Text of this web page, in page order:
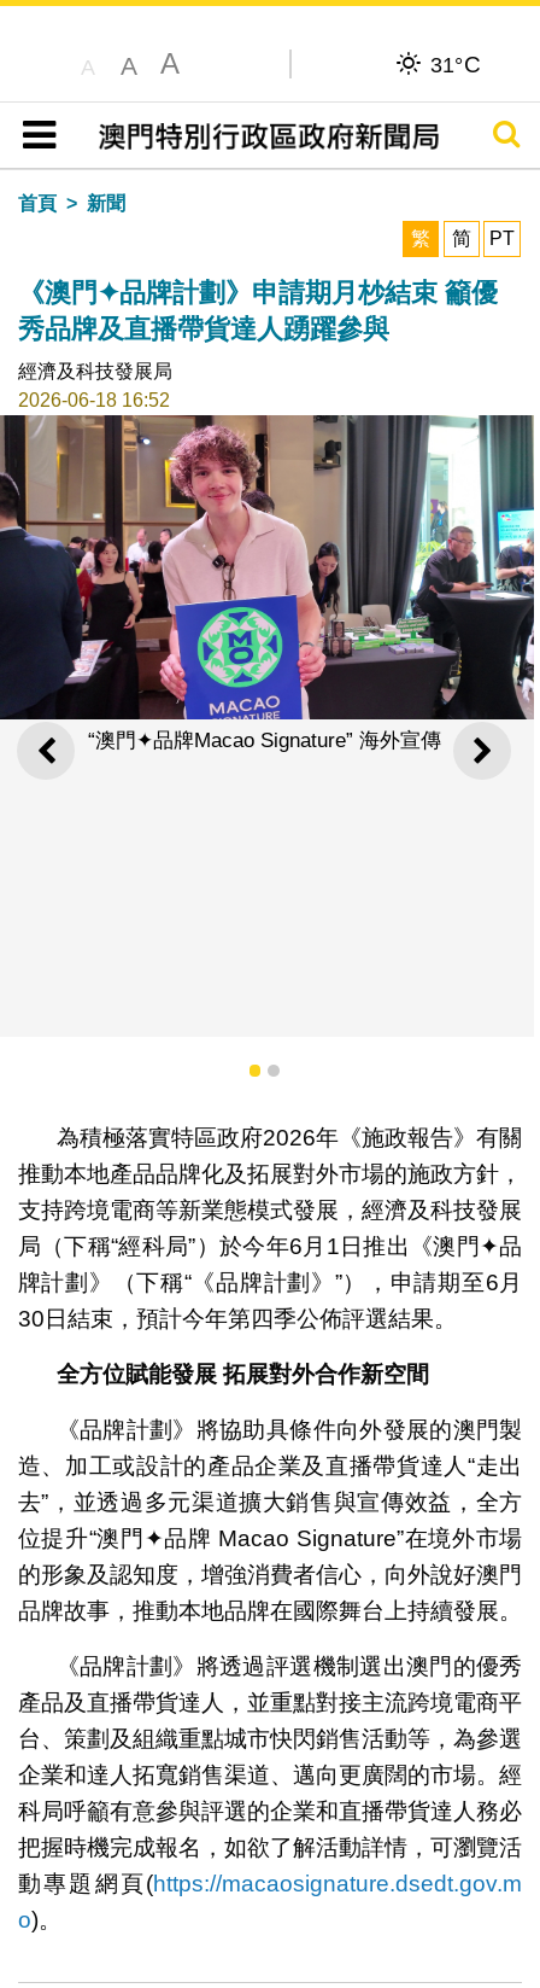
A A A 31°C
目錄
搜尋
首頁
新聞
繁
简 PT
《澳門✦品牌計劃》申請期月杪結束 籲優
秀品牌及直播帶貨達人踴躍參與
經濟及科技發展局
2026-06-18 16:52
上一則 下一
“澳門✦品牌Macao Signature” 海外宣傳
1 2
為積極落實特區政府2026年《施政報告》有關
推動本地產品品牌化及拓展對外市場的施政方針，
支持跨境電商等新業態模式發展，經濟及科技發展
局（下稱“經科局”）於今年6月1日推出《澳門✦品
牌計劃》（下稱“《品牌計劃》”），申請期至6月
30日結束，預計今年第四季公佈評選結果。
全方位賦能發展 拓展對外合作新空間
《品牌計劃》將協助具條件向外發展的澳門製
造、加工或設計的產品企業及直播帶貨達人“走出
去”，並透過多元渠道擴大銷售與宣傳效益，全方
位提升“澳門✦品牌 Macao Signature”在境外市場
的形象及認知度，增強消費者信心，向外說好澳門
品牌故事，推動本地品牌在國際舞台上持續發展。
《品牌計劃》將透過評選機制選出澳門的優秀
產品及直播帶貨達人，並重點對接主流跨境電商平
台、策劃及組織重點城市快閃銷售活動等，為參選
企業和達人拓寬銷售渠道、邁向更廣闊的市場。經
科局呼籲有意參與評選的企業和直播帶貨達人務必
把握時機完成報名，如欲了解活動詳情，可瀏覽活
動專題網頁(https://macaosignature.dsedt.gov.m
o)。